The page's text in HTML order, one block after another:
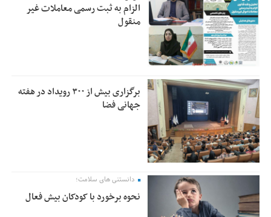
الزام به ثبت رسمی معاملات غیر
منقول
برگزاری بیش از ۳۰۰ رویداد در هفته
جهانی فضا
دانستنی های سلامت؛
نحوه برخورد با کودکان بیش فعال